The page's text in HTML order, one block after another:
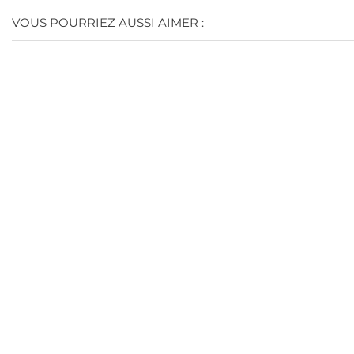
VOUS POURRIEZ AUSSI AIMER :